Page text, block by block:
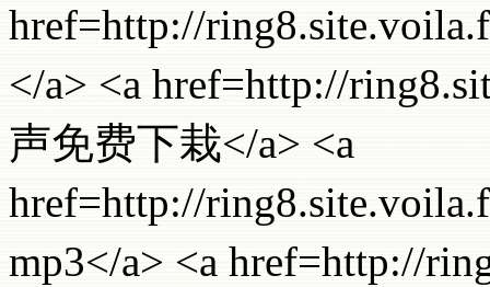
href=http://
</a> <a href=http://
声免费下栽</a> <a
href=http://
mp3</a> <a href=http://